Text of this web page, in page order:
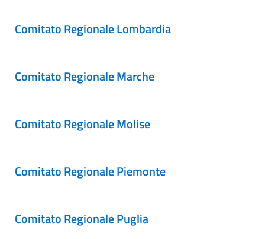
Comitato Regionale Lombardia
Comitato Regionale Marche
Comitato Regionale Molise
Comitato Regionale Piemonte
Comitato Regionale Puglia